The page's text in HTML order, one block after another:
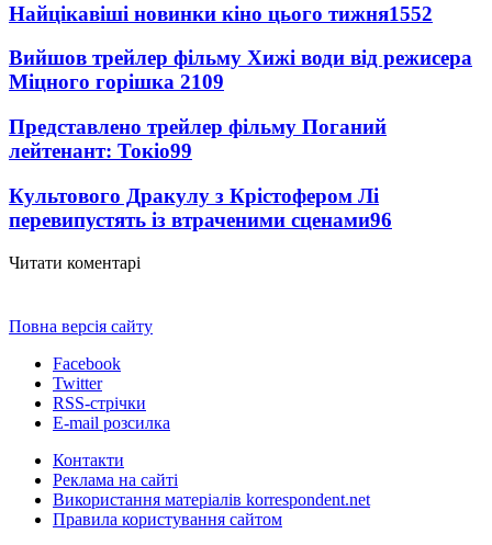
Найцікавіші новинки кіно цього тижня1552
Вийшов трейлер фільму Хижі води від режисера
Міцного горішка 2109
Представлено трейлер фільму Поганий
лейтенант: Токіо99
Культового Дракулу з Крістофером Лі
перевипустять із втраченими сценами96
Читати коментарі
Повна версія сайту
Facebook
Twitter
RSS-стрічки
E-mail розсилка
Контакти
Реклама на сайті
Використання матеріалів korrespondent.net
Правила користування сайтом